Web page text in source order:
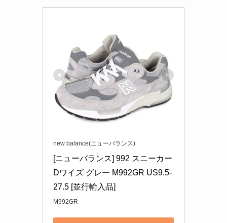
new balance(ニューバランス)
[ニューバランス] 992 スニーカー
Dワイズ グレー M992GR US9.5-
27.5 [並行輸入品]
M992GR